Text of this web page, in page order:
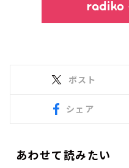
ポスト
シェア
あわせて読みたい